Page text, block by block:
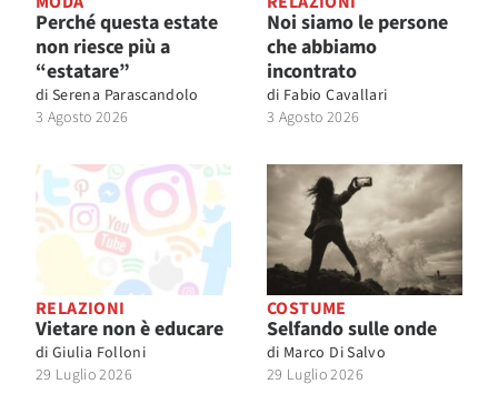
Perché questa estate
non riesce più a
“estatare”
di Serena Parascandolo
3 Agosto 2026
Noi siamo le persone
che abbiamo
incontrato
di Fabio Cavallari
3 Agosto 2026
RELAZIONI
Vietare non è educare
di Giulia Folloni
29 Luglio 2026
COSTUME
Selfando sulle onde
di Marco Di Salvo
29 Luglio 2026